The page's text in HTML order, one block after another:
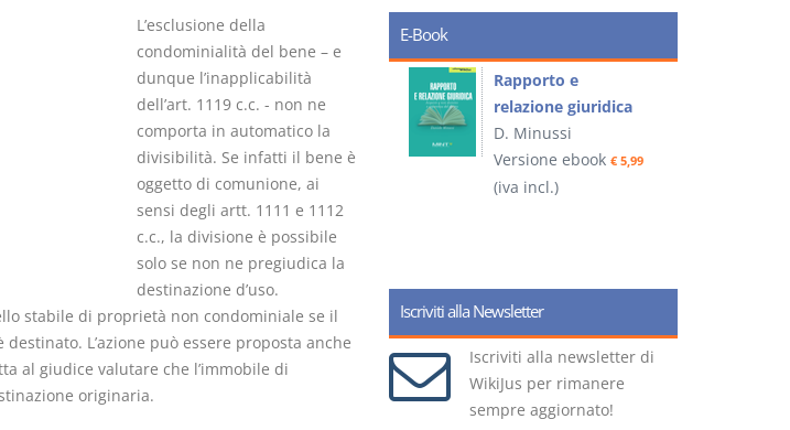
L’esclusione della
condominialità del bene – e
dunque l’inapplicabilità
dell’art. 1119 c.c. - non ne
comporta in automatico la
divisibilità. Se infatti il bene è
oggetto di comunione, ai
sensi degli artt. 1111 e 1112
c.c., la divisione è possibile
solo se non ne pregiudica la
destinazione d’uso.
stabile di proprietà non condominiale se il
destinato. L’azione può essere proposta anche
al giudice valutare che l’immobile di
originaria.
E-Book
Prescrizione e
decadenza
D. Minussi
Versione ebook€ 4,19
(iva incl.)
Rapporto e
relazione giuridica
D. Minussi
Versione ebook € 5,99
(iva incl.)
Iscriviti alla Newsletter
Iscriviti alla newsletter di
WikiJus per rimanere
sempre aggiornato!